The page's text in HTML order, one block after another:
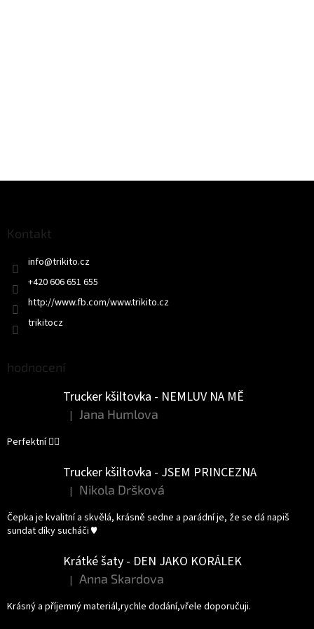
Kontakt
info@trikito.cz
+420 606 651 655
http://www.fb.com/www.trikito.cz
trikitocz
hodnocení
Trucker kšiltovka - NEMLUV NA MĚ
Hodnocení produktu je 5 z 5 hvězdiček.
| Jana Humlova
Perfektní 👌🏻
Trucker kšiltovka - JSEM PRINCEZNA
Hodnocení produktu je 5 z 5 hvězdiček.
| Nikola Dršková
Čepka je kvalitní a skvělá, krásně sedne a parádní je, že se dá napiš
sundat díky sucháči ♥️
Krátké šaty - DEN JAKO KORÁLEK
Hodnocení produktu je 5 z 5 hvězdiček.
| Anna Skardova
Krásný a příjemný materiál,rychle dodání,vřele doporučuji.